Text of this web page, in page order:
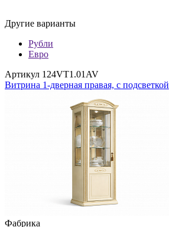
Другие варианты
Рубли
Евро
Артикул 124VT1.01AV
Витрина 1-дверная правая, с подсветкой
Фабрика